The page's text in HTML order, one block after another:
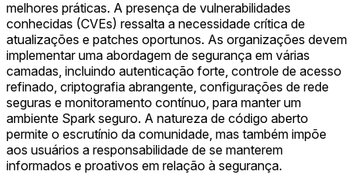
melhores práticas. A presença de vulnerabilidades
conhecidas (CVEs) ressalta a necessidade crítica de
atualizações e patches oportunos. As organizações devem
implementar uma abordagem de segurança em várias
camadas, incluindo autenticação forte, controle de acesso
refinado, criptografia abrangente, configurações de rede
seguras e monitoramento contínuo, para manter um
ambiente Spark seguro. A natureza de código aberto
permite o escrutínio da comunidade, mas também impõe
aos usuários a responsabilidade de se manterem
informados e proativos em relação à segurança.